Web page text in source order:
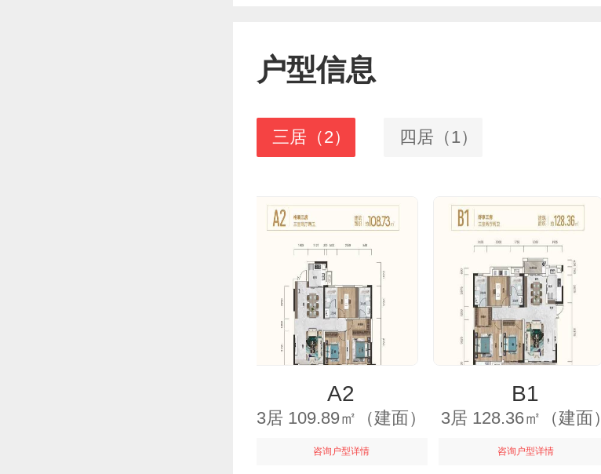
户型信息
三居（2） 四居（1）
A2
3居 109.89㎡（建面）
咨询户型详情
B1
3居 128.36㎡（建面）
咨询户型详情